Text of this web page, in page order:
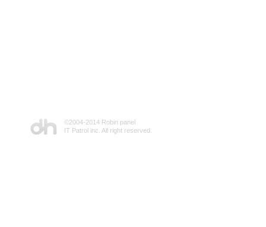
©2004-2014 Robin panel
IT Patrol inc. All right reserved.